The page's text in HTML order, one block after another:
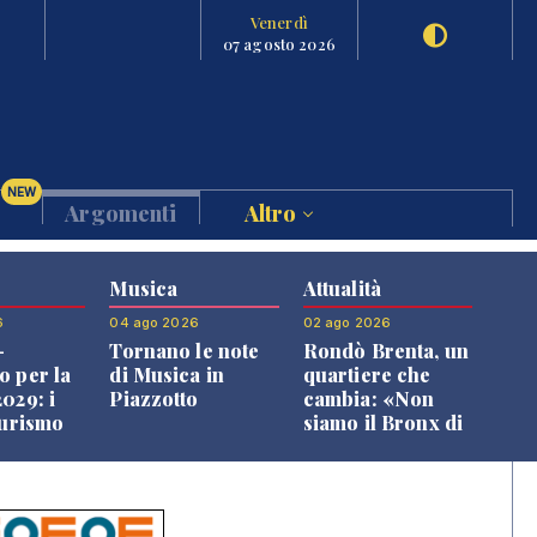
Venerdì
07 agosto 2026
NEW
Argomenti Altro
per la
i
Musica
04 ago 2026
Tornano le note
di Musica in
Piazzotto
Attualità
02 ago 2026
Rondò Brenta, un
quartiere che
cambia: «Non
siamo il Bronx di